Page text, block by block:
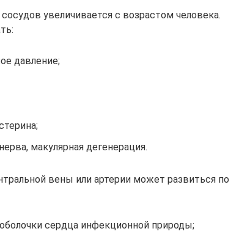
увеличивается с возрастом человека.
давление;
макулярная дегенерация.
вены или артерии может развиться по
сердца инфекционной природы;